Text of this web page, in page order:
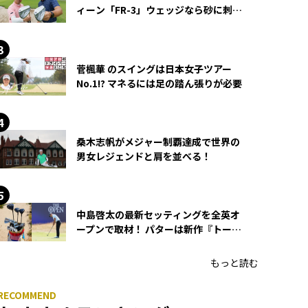
ィーン「FR-3」ウェッジなら砂に刺さ
菅楓華 のスイングは日本女子ツアー
No.1!? マネるには足の踏ん張りが必要
桑木志帆がメジャー制覇達成で世界の
男女レジェンドと肩を並べる！
中島啓太の最新セッティングを全英オ
ープンで取材！ パターは新作『トーチ
もっと読む